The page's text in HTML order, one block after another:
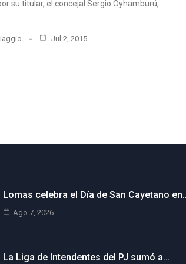
su titular, el concejal Sergio Oyhamburú,
Jul 2, 2015
Lomas celebra el Día de San Cayetano
Ago 7, 2026
La Liga de Intendentes del PJ sumó a…